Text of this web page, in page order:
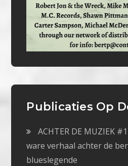
Publicaties Op
ACHTER DE MUZIEK
ware verhaal achter de
blueslegende